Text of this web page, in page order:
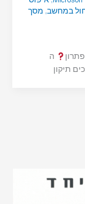
במחשב, מסך
ה
תיקון